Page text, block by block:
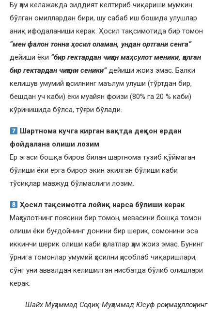
Бу ҳам келажакда зиддият келтириб чиқариши мумкин
бўлган омиллардан бири, шу сабаб иш бошида улушлар
аниқ ифодаланиши керак. Ҳосил тақсимотида бир томон
“мен фалон тонна ҳосил оламан, ундан ортгани сенга”
дейиши ёки “бир гектардан чиққан маҳсулот меники, қолган
бир гектардан чиққани сеники”дейиши жоиз эмас. Балки
келишув умумий ҳосилнинг маълум улуши (тўртдан бир,
бешдан уч каби) ёки муайян фоизи (80% га 20 % каби)
кўринишида бўлса, тўғри бўлади.
Шартнома кучга кирган вақтда деҳқон ердан
фойдалана олиши лозим
Ер эгаси бошқа биров билан шартнома тузиб қўймаган
бўлиши ёки ерга бирор экин экилган бўлиши каби
тўсиқлар мавжуд бўлмаслиги лозим.
Ҳосил тақсимотга лойиқ нарса бўлиши керак
Маҳсулотнинг поясини бир томон, мевасини бошқа томон
олиши ёки буғдойнинг донини бир шерик, сомонини эса
иккинчи шерик олиши каби ҳолатлар ҳам жоиз эмас. Бунинг
ўрнига томонлар умумий ҳосилни ҳисоблаб чиқаришлари,
сўнг уни аввалдан келишилган нисбатда бўлиб олишлари
керак.
Шайх Муҳаммад Содиқ Муҳаммад Юсуф роҳимаҳуллоҳнинг